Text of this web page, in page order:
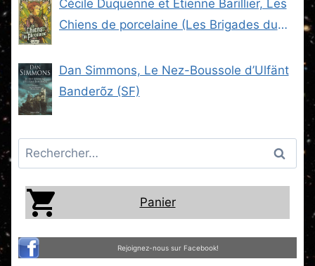
Cécile Duquenne et Étienne Barillier, Les
Chiens de porcelaine (Les Brigades du
Dan Simmons, Le Nez-Boussole d’Ulfänt
Banderõz (SF)
Rechercher :
Panier
Rejoignez-nous sur Facebook!